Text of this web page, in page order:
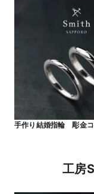
手作り結婚指輪 彫金
工房